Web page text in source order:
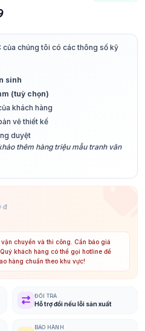
chúng tôi có các thông số kỹ
sinh
(tuỳ chọn)
khách hàng
vẽ thiết kế
duyệt
thêm hàng triệu mẫu tranh vân
đ
chuyển và thi công. Cần báo giá
khách hàng có thể gọi hotline để
hàng chuẩn theo khu vực!
ĐỔI TRẢ
Hỗ trợ đổi nếu lỗi sản xuất
BẢO HÀNH